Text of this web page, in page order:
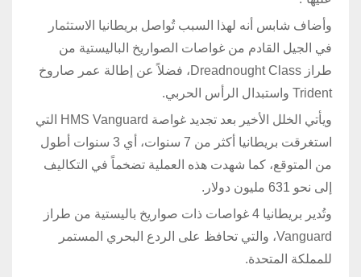
وأضاف شابس أنه لهذا السبب تُواصل بريطانيا الاستثمار
في الجيل القادم من غواصات الصواريخ الباليستية من
طراز Dreadnought Class، فضلاً عن إطالة عمر صاروخ
Trident واستبدال الرأس الحربي.
ويأتي الخلل الأخير بعد تجديد غواصة HMS Vanguard التي
استغرقت بريطانيا أكثر من 7 سنوات، أي 3 سنوات أطول
من المتوقع، كما شهدت هذه العملية تضخماً في التكاليف
إلى نحو 631 مليون دولار.
وتُدير بريطانيا 4 غواصات ذات صواريخ باليستية من طراز
Vanguard، والتي تحافظ على الردع البحري المستمر
للمملكة المتحدة.